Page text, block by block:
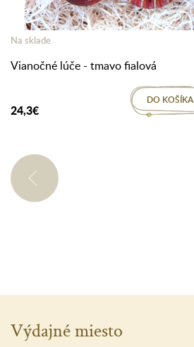
Na sklade
Vianočné lúče - tmavo fialová
24,3€
DO KOŠÍKA
Výdajné miesto